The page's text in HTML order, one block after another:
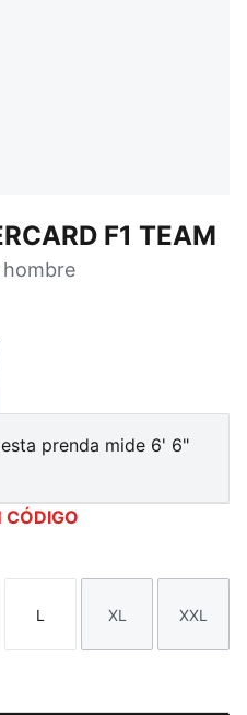
F1 TEAM
hombre
prenda mide 6' 6"
CÓDIGO
Talla
L
Talla
XL
Talla
XXL